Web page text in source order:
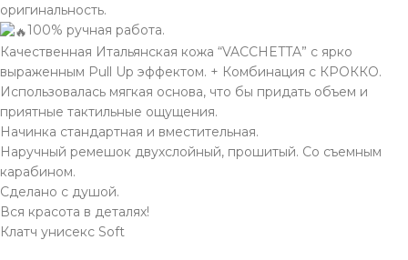
оригинальность.
100% ручная работа.
Качественная Итальянская кожа “VACCHETTA” с ярко
выраженным Pull Up эффектом. + Комбинация с КРОККО.
Использовалась мягкая основа, что бы придать объем и
приятные тактильные ощущения.
Начинка стандартная и вместительная.
Наручный ремешок двухслойный, прошитый. Со съемным
карабином.
Сделано с душой.
Вся красота в деталях!
Клатч унисекс Soft